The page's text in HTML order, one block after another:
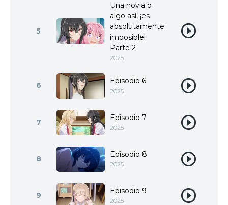
5
Una novia o
algo así, ¡es
absolutamente
imposible!
Parte 2
2025
6 Episodio 6
2025
7 Episodio 7
2025
8 Episodio 8
2025
9 Episodio 9
2025